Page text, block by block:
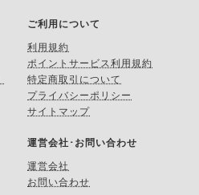
ご利用について
利用規約
ポイントサービス利用規約
特定商取引について
プライバシーポリシー
サイトマップ
運営会社･お問い合わせ
運営会社
お問い合わせ